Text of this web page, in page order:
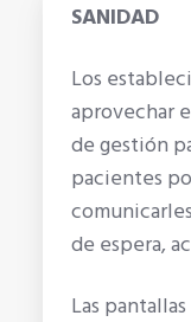
SANIDAD
Los
aprovechar
de gestión
pacientes
de espera,
Las